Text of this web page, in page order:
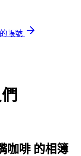
帳號
咖啡 的相簿